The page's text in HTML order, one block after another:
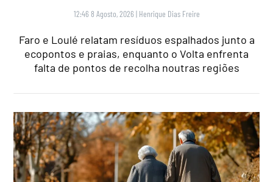
12:46 8 Agosto, 2026 | Henrique Dias Freire
Faro e Loulé relatam resíduos espalhados junto a
ecopontos e praias, enquanto o Volta enfrenta
falta de pontos de recolha noutras regiões